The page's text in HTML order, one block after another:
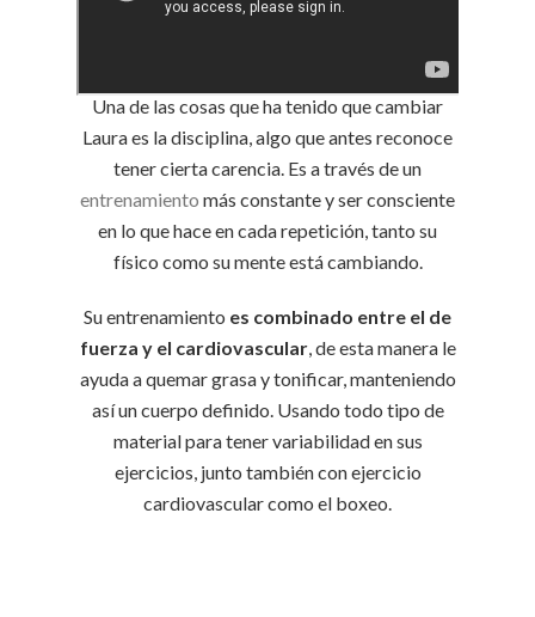
Una de las cosas que ha tenido que cambiar
Laura es la disciplina, algo que antes reconoce
tener cierta carencia. Es a través de un
entrenamiento más constante y ser consciente
en lo que hace en cada repetición, tanto su
físico como su mente está cambiando.
Su entrenamiento es combinado entre el de
fuerza y el cardiovascular, de esta manera le
ayuda a quemar grasa y tonificar, manteniendo
así un cuerpo definido. Usando todo tipo de
material para tener variabilidad en sus
ejercicios, junto también con ejercicio
cardiovascular como el boxeo.